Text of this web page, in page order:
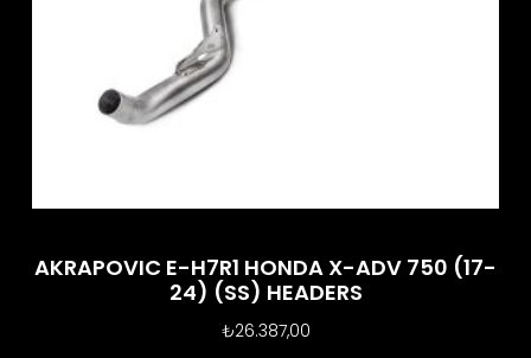
AKRAPOVIC E-H7R1 HONDA X-ADV 750 (17-
24) (SS) HEADERS
₺26.387,00